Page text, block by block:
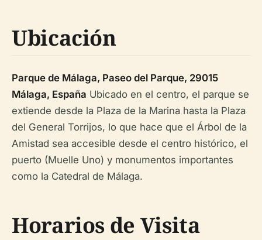
Ubicación
Parque de Málaga, Paseo del Parque, 29015
Málaga, España Ubicado en el centro, el parque se
extiende desde la Plaza de la Marina hasta la Plaza
del General Torrijos, lo que hace que el Árbol de la
Amistad sea accesible desde el centro histórico, el
puerto (Muelle Uno) y monumentos importantes
como la Catedral de Málaga.
Horarios de Visita